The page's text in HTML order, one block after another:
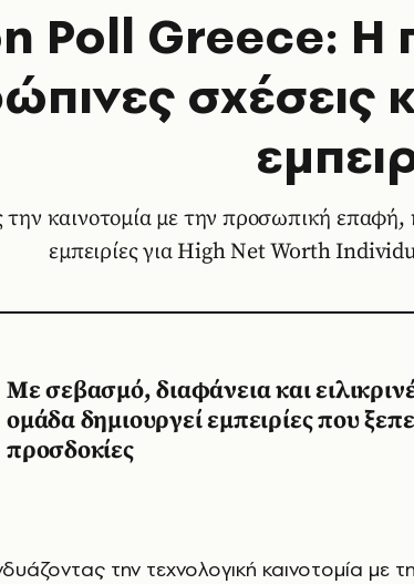
Poll Greece: Η
σχέσεις
την καινοτομία με την προσωπική επαφή,
εμπειρίες για High Net Worth
Με σεβασμό, διαφάνεια και
ομάδα δημιουργεί εμπειρίες που
προσδοκίες
την τεχνολογική καινοτομία